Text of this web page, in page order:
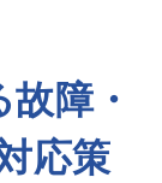
障・
応策